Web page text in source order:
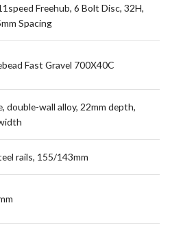
Freehub, 6 Bolt Disc, 32H,
Spacing
Fast Gravel 700X40C
double-wall alloy, 22mm depth,
rails, 155/143mm